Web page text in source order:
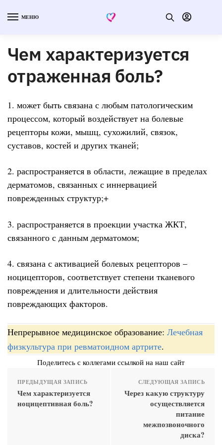
МЕНЮ
Чем характеризуется
отраженная боль?
1. может быть связана с любым патологическим
процессом, который воздействует на болевые
рецепторы кожи, мышц, сухожилий, связок,
суставов, костей и других тканей;
2. распространяется в области, лежащие в пределах
дерматомов, связанных с иннервацией
поврежденных структур;+
3. распространяется в проекции участка ЖКТ,
связанного с данным дерматомом;
4. связана с активацией болевых рецепторов –
ноцицепторов, соответствует степени тканевого
повреждения и длительности действия
повреждающих факторов.
Непрерывное медицинское образование: Лечебная
физкультура при ревматоидном артрите.
Поделитесь с коллегами ссылкой на наш сайт
ПРЕДЫДУЩАЯ ЗАПИСЬ
Чем характеризуется
ноцицептивная боль?
СЛЕДУЮЩАЯ ЗАПИСЬ
Через какую структуру
осуществляется
питание
межпозвоночного
диска?